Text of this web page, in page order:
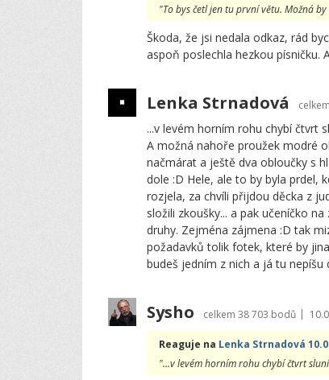
"To bys četl jen tu první větu. Možná
Škoda, že jsi nedala odkaz, rád
aspoň poslechla hezkou písničku.
Lenka Strnadová celkem
...v levém horním rohu chybí čtvrt
A možná nahoře proužek modré
načmárat a ještě dva obloučky s
dole :D Hele, ale to by byla prdel,
rozjela, za chvíli přijdou děcka z
složili zkoušky... a pak učeníčko
druhy. Zejména zájmena :D tak
požadavků tolik fotek, které by
budeš jedním z nich a já tu nepíšu
Sysho celkem 38 703 bodů |
Reaguje na Lenka Strnadová
"...v levém horním rohu chybí čtvrt